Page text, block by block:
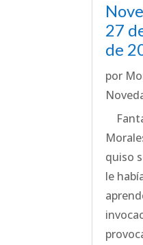
27
de
por
quiso
le